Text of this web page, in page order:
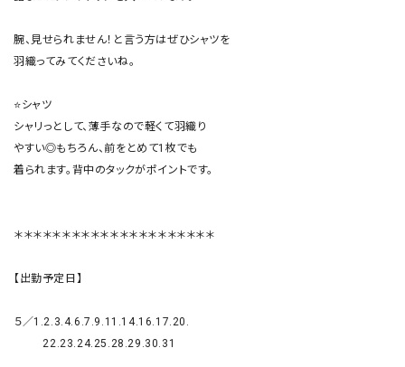
腕、見せられません！と言う方はぜひシャツを
羽織ってみてくださいね。
⭐️シャツ
シャリっとして、薄手なので軽くて羽織り
やすい◎もちろん、前をとめて1枚でも
着られます。背中のタックがポイントです。
＊＊＊＊＊＊＊＊＊＊＊＊＊＊＊＊＊＊＊＊＊
【出勤予定日】
５／1.2.3.4.6.7.9.11.14.16.17.20.